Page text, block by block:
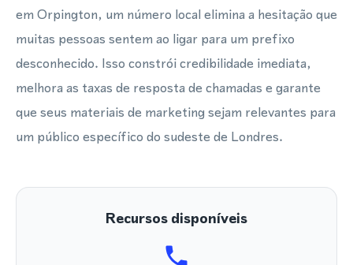
em Orpington, um número local elimina a hesitação que
muitas pessoas sentem ao ligar para um prefixo
desconhecido. Isso constrói credibilidade imediata,
melhora as taxas de resposta de chamadas e garante
que seus materiais de marketing sejam relevantes para
um público específico do sudeste de Londres.
Recursos disponíveis